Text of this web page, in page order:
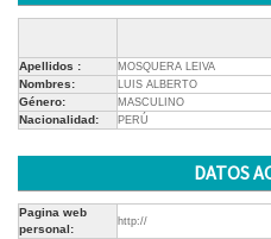
Apellidos : MOSQUERA LEIVA
Nombres: LUIS ALBERTO
Género: MASCULINO
Nacionalidad: PERÚ
DATOS
Pagina web
personal:
http://